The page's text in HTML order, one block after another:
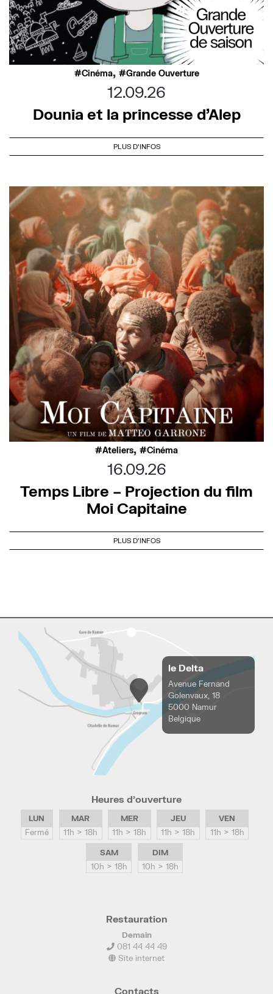
Cinéma, Grande Ouverture
12.09.26
Dounia et la princesse d’Alep
PLUS D'INFOS
Ateliers, Cinéma
16.09.26
Temps Libre – Projection du film
Moi Capitaine
PLUS D'INFOS
le Delta
Avenue Fernand
Golenvaux, 18
5000 Namur
Belgique
Heures d’ouverture
LUN
Fermé
MAR
11h > 18h
MER
11h > 18h
JEU
11h > 18h
VEN
11h > 18h
SAM
10h > 18h
DIM
10h > 18h
Restauration
Demain
081 44 44 49
Site internet
Contacts